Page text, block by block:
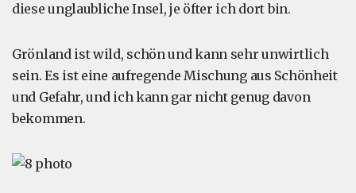
diese unglaubliche Insel, je öfter ich dort bin.
Grönland ist wild, schön und kann sehr unwirtlich
sein. Es ist eine aufregende Mischung aus Schönheit
und Gefahr, und ich kann gar nicht genug davon
bekommen.